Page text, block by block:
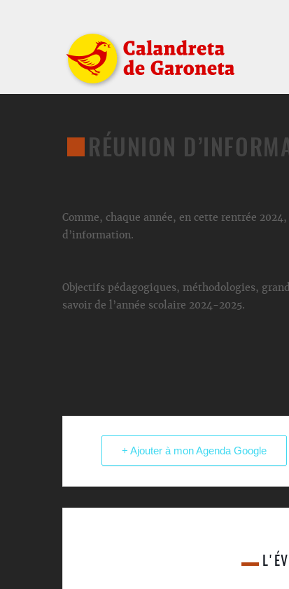
RÉUNION
Comme, chaque année, en cette rentrée
d’information.
Objectifs pédagogiques, méthodologies,
savoir de l’année scolaire 2024-2025.
+ Ajouter à mon Agenda Google